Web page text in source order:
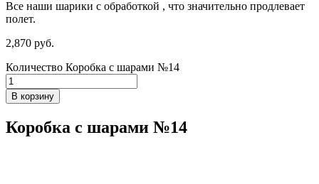
Все наши шарики с обработкой , что значительно продлевает
полет.
2,870 руб.
Количество Коробка с шарами №14
В корзину
Коробка с шарами №14